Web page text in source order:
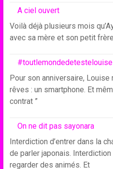
A ciel ouvert
Voilà déjà plusieurs mois
avec sa mère et son petit
#toutlemondedetestelouise
Pour son anniversaire,
rêves : un smartphone. Et
contrat ”
On ne dit pas sayonara
Interdiction d’entrer dans la
de parler japonais.
regarder des animés. Et